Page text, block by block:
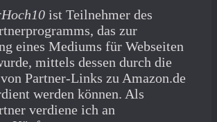
ist Teilnehmer des
das zur
eines Mediums für Webseiten
mittels dessen durch die
Partner-Links zu Amazon.de
werden können. Als
verdiene ich an